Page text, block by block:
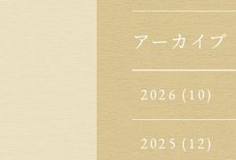
アーカイブ
2026 (10)
2025 (12)